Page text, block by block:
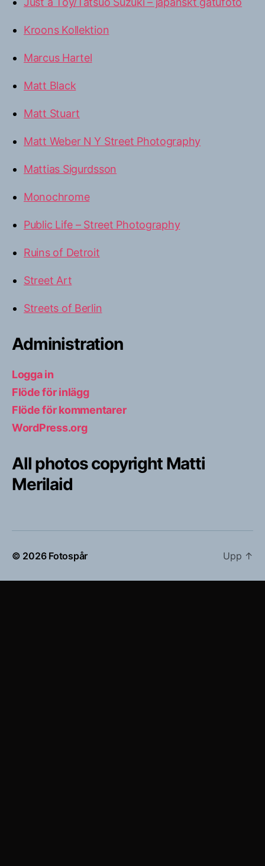
Kroons Kollektion
Marcus Hartel
Matt Black
Matt Stuart
Matt Weber N Y Street Photography
Mattias Sigurdsson
Monochrome
Public Life – Street Photography
Ruins of Detroit
Street Art
Streets of Berlin
Administration
Logga in
Flöde för inlägg
Flöde för kommentarer
WordPress.org
All photos copyright Matti
Merilaid
© 2026 Fotospår Upp ↑